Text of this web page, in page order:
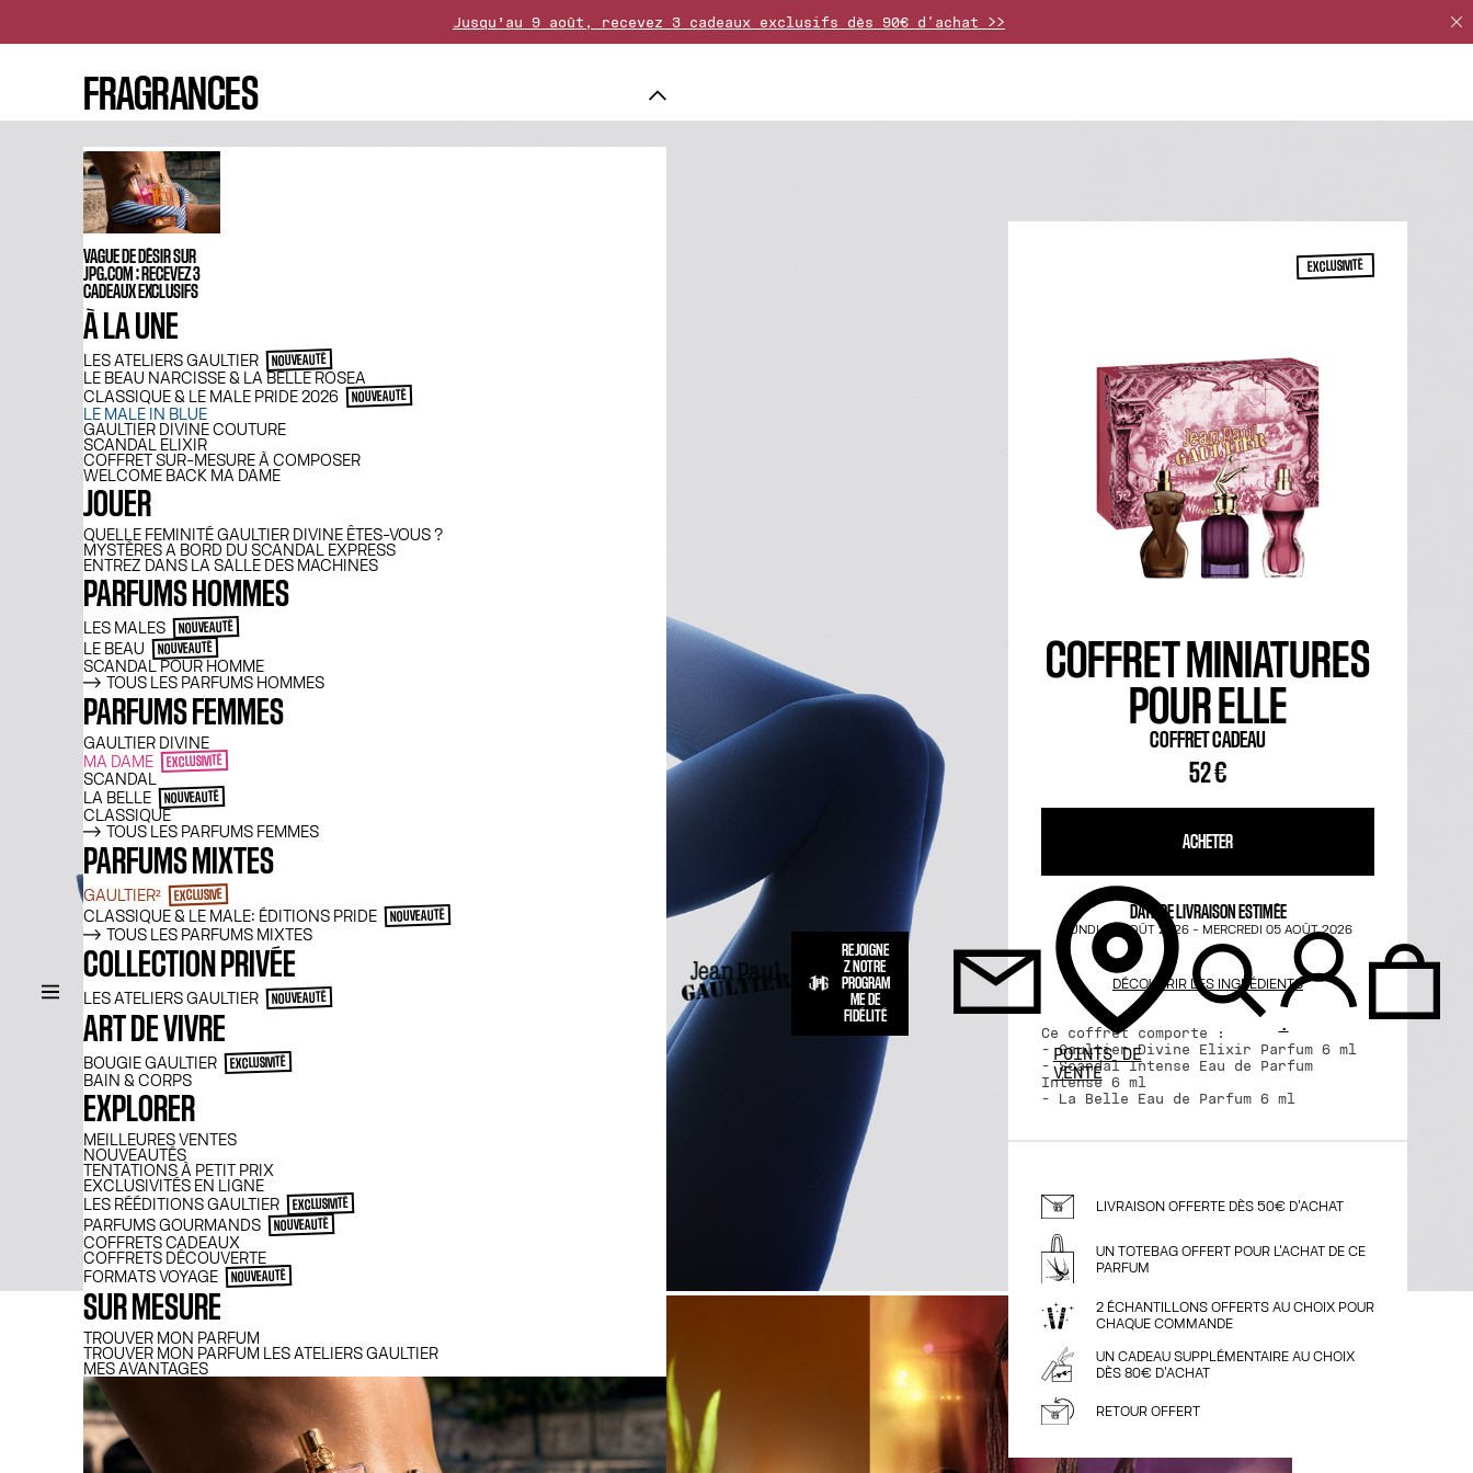
FRAGRANCES
VAGUE DE DÉSIR SUR
JPG.COM : RECEVEZ 3
CADEAUX EXCLUSIFS
À LA UNE
LES ATELIERS GAULTIER NOUVEAUTÉ
LE BEAU NARCISSE & LA BELLE ROSEA
CLASSIQUE & LE MALE PRIDE 2026
NOUVEAUTÉ
LE MALE IN BLUE
GAULTIER DIVINE COUTURE
SCANDAL ELIXIR
COFFRET SUR-MESURE À COMPOSER
WELCOME BACK MA DAME
JOUER
QUELLE FEMINITÉ GAULTIER DIVINE ÊTES-VOUS ?
MYSTÈRES A BORD DU SCANDAL EXPRESS
ENTREZ DANS LA SALLE DES MACHINES
PARFUMS HOMMES
LES MALES NOUVEAUTÉ
LE BEAU NOUVEAUTÉ
SCANDAL POUR HOMME
TOUS LES PARFUMS HOMMES
PARFUMS FEMMES
GAULTIER DIVINE
MA DAME
EXCLUSIVITÉ
SCANDAL
LA BELLE
NOUVEAUTÉ
CLASSIQUE
TOUS LES PARFUMS FEMMES
PARFUMS MIXTES
GAULTIER² EXCLUSIVE
CLASSIQUE & LE MALE: ÉDITIONS PRIDE NOUVEAUTÉ
TOUS LES PARFUMS MIXTES
COLLECTION PRIVÉE
LES ATELIERS GAULTIER NOUVEAUTÉ
ART DE VIVRE
BOUGIE GAULTIER EXCLUSIVITÉ
BAIN & CORPS
EXPLORER
MEILLEURES VENTES
NOUVEAUTÉS
TENTATIONS À PETIT PRIX
EXCLUSIVITÉS EN LIGNE
LES RÉÉDITIONS GAULTIER
EXCLUSIVITÉ
PARFUMS GOURMANDS NOUVEAUTÉ
COFFRETS CADEAUX
COFFRETS DÉCOUVERTE
FORMATS VOYAGE
NOUVEAUTÉ
SUR MESURE
TROUVER MON PARFUM
TROUVER MON PARFUM LES ATELIERS GAULTIER
MES AVANTAGES
Jusqu’au 9 août, recevez 3 cadeaux exclusifs dès 90€ d'achat >>
REJOIGNE
Z NOTRE
PROGRAM
ME DE
FIDÉLITÉ
POINTS DE
VENTE
.
EXCLUSIVITÉ
COFFRET MINIATURES
POUR ELLE
COFFRET CADEAU
52 €
ACHETER
DATE DE LIVRAISON ESTIMÉE
LUNDI 03 AOÛT 2026 - MERCREDI 05 AOÛT 2026
DÉCOUVRIR LES INGRÉDIENTS
Ce coffret comporte :
- Gaultier Divine Elixir Parfum 6 ml
- Scandal Intense Eau de Parfum
Intense 6 ml
- La Belle Eau de Parfum 6 ml
LIVRAISON OFFERTE DÈS 50€ D'ACHAT
UN TOTEBAG OFFERT POUR L'ACHAT DE CE
PARFUM
2 ÉCHANTILLONS OFFERTS AU CHOIX POUR
CHAQUE COMMANDE
UN CADEAU SUPPLÉMENTAIRE AU CHOIX
DÈS 80€ D'ACHAT
RETOUR OFFERT